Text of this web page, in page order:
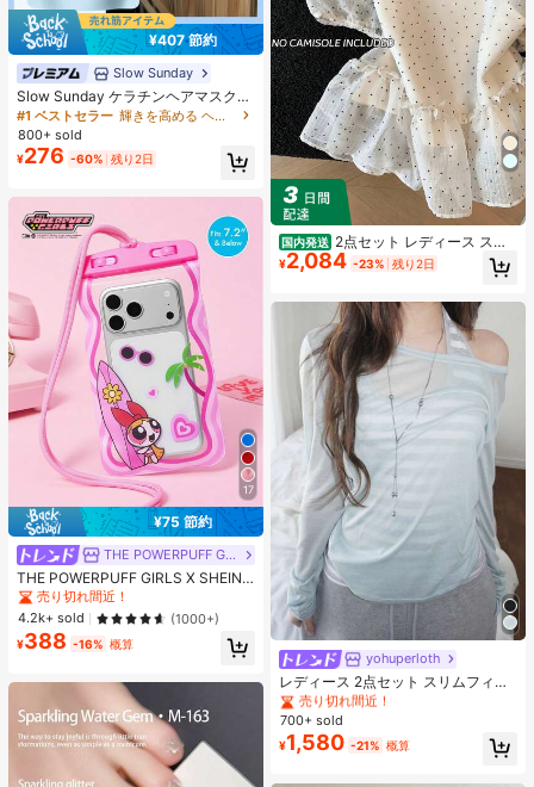
¥407 節約
Slow Sunday
Slow Sunday ケラチンヘアマスク、
ケラチン、タンパク質豊富な成分、
強力な保湿、髪の補修と強化、すべ
ての髪質に対応、バケーション、ビ
ーチ、旅行の必需品、夏のヘアケア
#1 ベストセラー
輝きを高める ヘアトリートメント
800+ sold
¥276 -60% 残り2日
17
¥75 節約
THE POWERPUFF GIRLS
THE POWERPUFF GIRLS X SHEIN 1
個 カートゥーン柄プリント 防水タッ
チスクリーン透明ウォータースポー
ツ用スマホバッグ、ラフティング、
ビーチ、水泳、ボート、カヤック、
砂、雪、埃から保護、ハート
売り切れ間近！
4.2k+ sold
(1000+)
¥388 -16% 概算
国内発送 2点セット レディース スイ
ートスタイル 水玉模様 メッシュ フ
リル パフスリーブ クロップトップ
ップス 半袖 ドット柄 ショート丈 透
け感 シースルー ガーリー 大人可愛
い フェミニン 春夏
¥2,084 -23% 残り2日
yohuperloth
レディース 2点セット スリムフィッ
ト セミシアー スパゲッティストラッ
プ ストライプ キャミソールトップ
エレガント
#2 ベストセラー
売り切れ間近！
#2 ベストセラー
売り切れ間近！
#2 ベストセラー
売り切れ間近！
#2 ベストセラー
に エレガント 女性用ツーピース衣装
700+ sold
¥1,580 -21% 概算